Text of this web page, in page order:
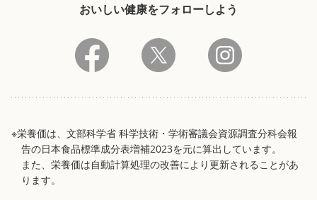
おいしい健康をフォローしよう
※栄養価は、文部科学省 科学技術・学術審議会資源調査分科会報
告の日本食品標準成分表増補2023を元に算出しています。
また、栄養価は自動計算処理の改善により更新されることがあ
ります。